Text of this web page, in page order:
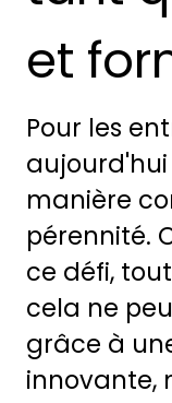
et
Pour les
manière
pérennité.
ce défi,
cela ne
grâce à
innovante,